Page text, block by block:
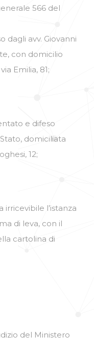
566 del
dagli avv. Giovanni
con domicilio
Emilia, 81;
e difeso
domiciliata
12;
l’istanza
di leva, con il
cartolina di
del Ministero